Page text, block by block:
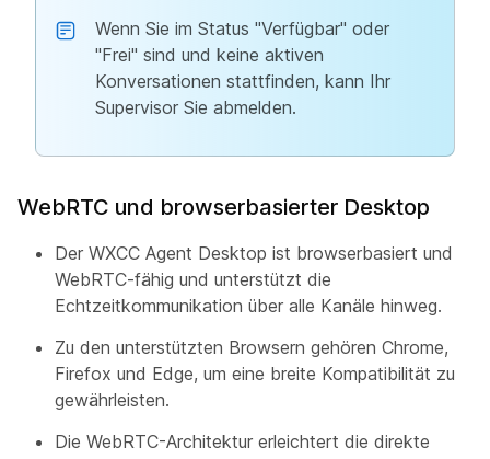
Wenn Sie im Status "Verfügbar" oder
"Frei" sind und keine aktiven
Konversationen stattfinden, kann Ihr
Supervisor Sie abmelden.
WebRTC und browserbasierter Desktop
Der WXCC Agent Desktop ist browserbasiert und
WebRTC-fähig und unterstützt die
Echtzeitkommunikation über alle Kanäle hinweg.
Zu den unterstützten Browsern gehören Chrome,
Firefox und Edge, um eine breite Kompatibilität zu
gewährleisten.
Die WebRTC-Architektur erleichtert die direkte